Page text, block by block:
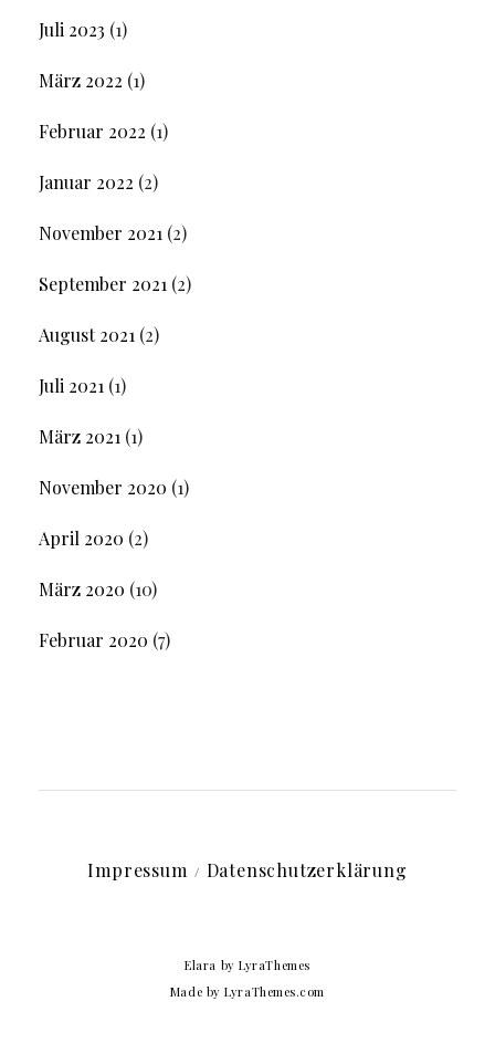
Juli 2023 (1)
März 2022 (1)
Februar 2022 (1)
Januar 2022 (2)
November 2021 (2)
September 2021 (2)
August 2021 (2)
Juli 2021 (1)
März 2021 (1)
November 2020 (1)
April 2020 (2)
März 2020 (10)
Februar 2020 (7)
Impressum Datenschutzerklärung
Elara by LyraThemes
Made byLyraThemes.com